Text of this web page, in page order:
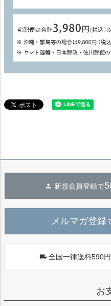
新規会員登録で
メルマガ登録
全国一律送料590
お